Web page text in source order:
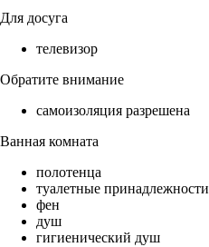
Для досуга
телевизор
Обратите внимание
самоизоляция разрешена
Ванная комната
полотенца
туалетные принадлежности
фен
душ
гигиенический душ